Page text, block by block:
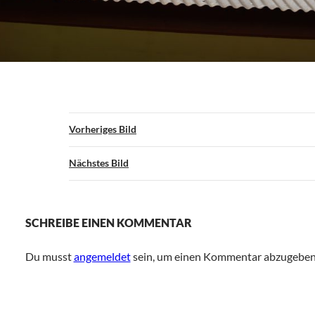
Vorheriges Bild
Nächstes Bild
SCHREIBE EINEN KOMMENTAR
Du musstangemeldetsein, um einen Kommentar